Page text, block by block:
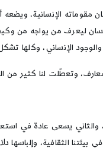
مقوماته الإنسانية،
ليعرف من يواجه من
الإنساني، وكلها
وتعطّلت لنا كثير من
والثاني يسعى عادة في
بيئتنا الثقافية،